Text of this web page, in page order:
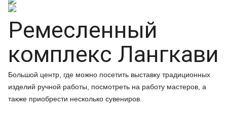
Ремесленный
комплекс Лангкави
Большой центр, где можно посетить выставку традиционных
изделий ручной работы, посмотреть на работу мастеров, а
также приобрести несколько сувениров.